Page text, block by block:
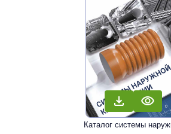
Каталог системы